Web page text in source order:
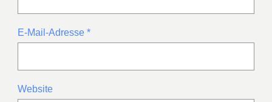
E-Mail-Adresse *
Website